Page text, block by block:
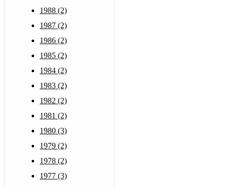
1988 (2)
1987 (2)
1986 (2)
1985 (2)
1984 (2)
1983 (2)
1982 (2)
1981 (2)
1980 (3)
1979 (2)
1978 (2)
1977 (3)